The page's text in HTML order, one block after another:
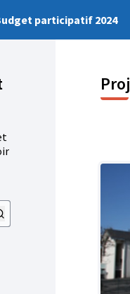
participatif 2024